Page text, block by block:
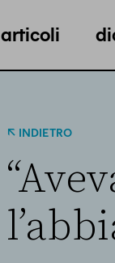
articoli
INDIETRO